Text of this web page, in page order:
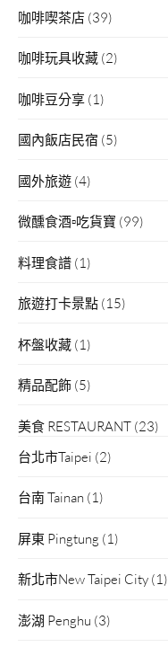
咖啡喫茶店 (39)
咖啡玩具收藏 (2)
咖啡豆分享 (1)
國內飯店民宿 (5)
國外旅遊 (4)
微醺食酒▫吃貨寶 (99)
料理食譜 (1)
旅遊打卡景點 (15)
杯盤收藏 (1)
精品配飾 (5)
美食 RESTAURANT (23)
台北市Taipei (2)
台南 Tainan (1)
屏東 Pingtung (1)
新北市New Taipei City (1)
澎湖 Penghu (3)